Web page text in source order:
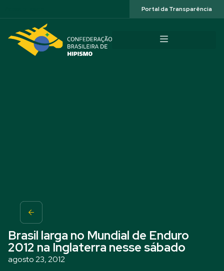
Portal da Transparência
Brasil larga no Mundial de Enduro
2012 na Inglaterra nesse sábado
agosto 23, 2012